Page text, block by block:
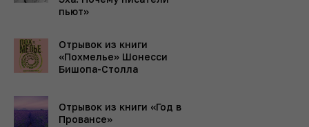
пьют»
Отрывок из книги
«Похмелье» Шонесси
Бишопа-Столла
Отрывок из книги «Год в
Провансе»